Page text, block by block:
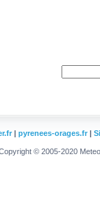
| pyrenees-orages.fr |
© 2005-2020